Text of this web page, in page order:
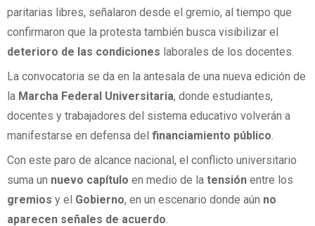
paritarias libres, señalaron desde el gremio, al tiempo que
confirmaron que la protesta también busca visibilizar el
deterioro de las condiciones laborales de los docentes.
La convocatoria se da en la antesala de una nueva edición de
la Marcha Federal Universitaria, donde estudiantes,
docentes y trabajadores del sistema educativo volverán a
manifestarse en defensa del financiamiento público.
Con este paro de alcance nacional, el conflicto universitario
suma un nuevo capítulo en medio de la tensión entre los
gremios y el Gobierno, en un escenario donde aún no
aparecen señales de acuerdo.